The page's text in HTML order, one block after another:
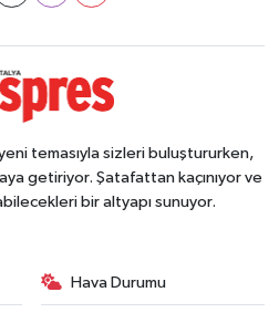
temasıyla sizleri buluştururken,
getiriyor. Şatafattan kaçınıyor ve
bir altyapı sunuyor.
Hava Durumu